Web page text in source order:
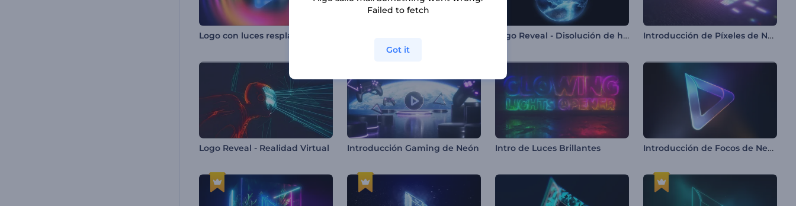
Logo Reveal - Disolución de hielo Introducción de Píxeles de Neón
Logo Reveal - Realidad Virtual Introducción Gaming de Neón Intro de Luces Brillantes Introducción de Focos de Neón
Failed to fetch
Got it